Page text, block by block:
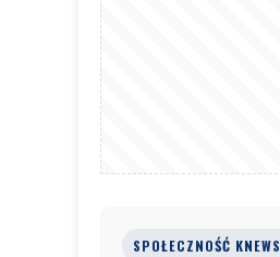
SPOŁECZNOŚĆ KNEWS